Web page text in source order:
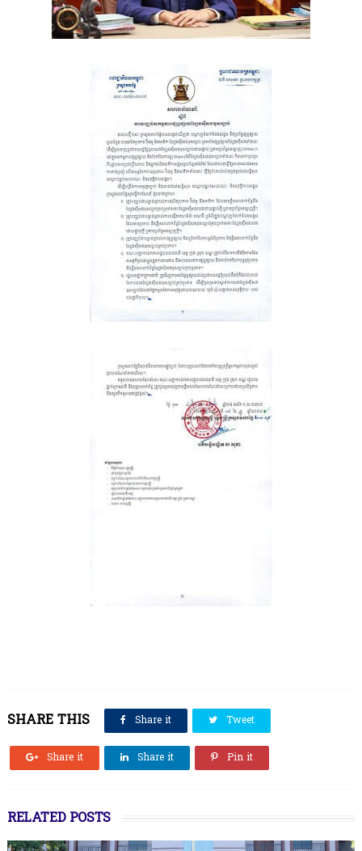
SHARE THIS Share it Tweet
Share it Share it Pin it
RELATED POSTS